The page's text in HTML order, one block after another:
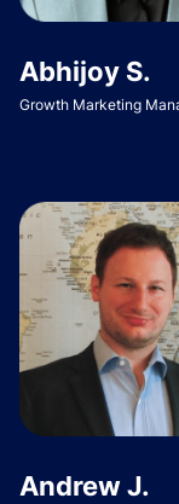
Abhijoy S.
Growth Marketing
Andrew J.